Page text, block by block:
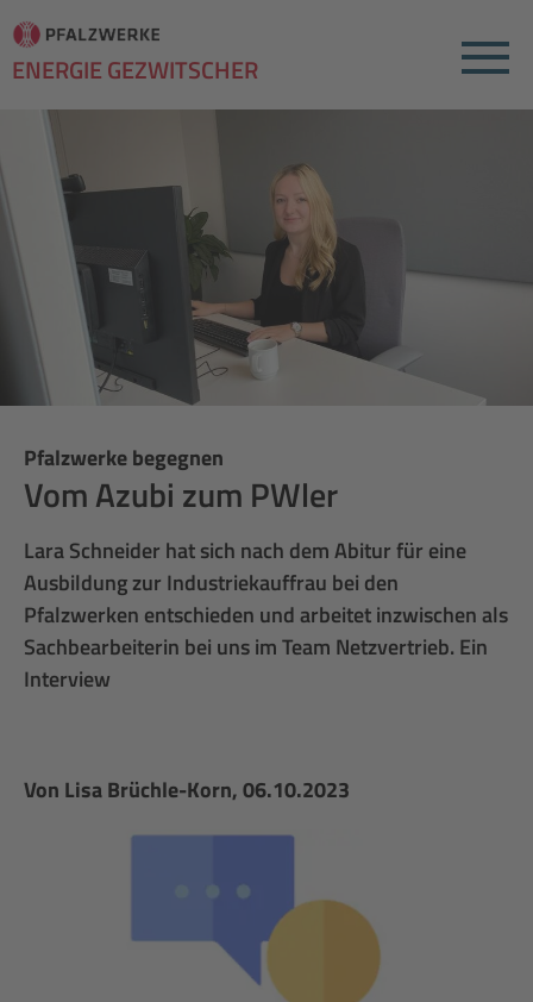
ENERGIE GEZWITSCHER Menu
Pfalzwerke begegnen
Vom Azubi zum PWler
Lara Schneider hat sich nach dem Abitur für eine
Ausbildung zur Industriekauffrau bei den
Pfalzwerken entschieden und arbeitet inzwischen als
Sachbearbeiterin bei uns im Team Netzvertrieb. Ein
Interview
Von Lisa Brüchle-Korn, 06.10.2023